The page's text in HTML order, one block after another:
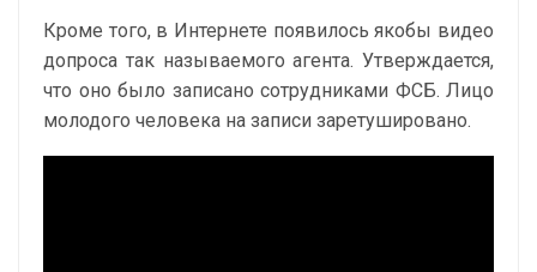
Кроме того, в Интернете появилось якобы видео
допроса так называемого агента. Утверждается,
что оно было записано сотрудниками ФСБ. Лицо
молодого человека на записи заретушировано.